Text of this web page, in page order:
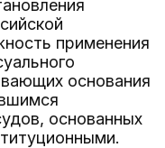
применения
основания
основанных